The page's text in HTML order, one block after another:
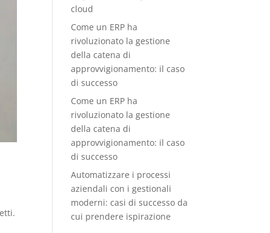
cloud
Come un ERP ha
rivoluzionato la gestione
della catena di
approvvigionamento: il caso
di successo
Come un ERP ha
rivoluzionato la gestione
della catena di
approvvigionamento: il caso
di successo
Automatizzare i processi
aziendali con i gestionali
moderni: casi di successo da
cui prendere ispirazione